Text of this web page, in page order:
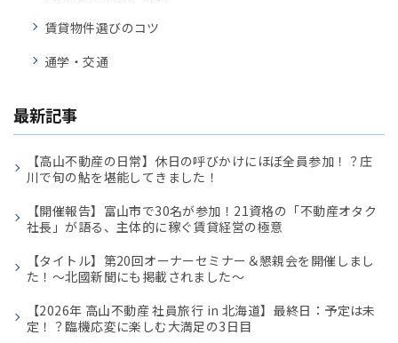
賃貸物件選びのコツ
通学・交通
最新記事
【高山不動産の日常】休日の呼びかけにほぼ全員参加！？庄
川で旬の鮎を堪能してきました！
【開催報告】富山市で30名が参加！21資格の「不動産オタク
社長」が語る、主体的に稼ぐ賃貸経営の極意
【タイトル】第20回オーナーセミナー＆懇親会を開催しまし
た！〜北國新聞にも掲載されました〜
【2026年 高山不動産 社員旅行 in 北海道】最終日：予定は未
定！？臨機応変に楽しむ大満足の3日目